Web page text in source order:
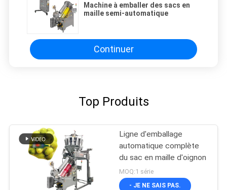
Machine à emballer des sacs en
maille semi-automatique
Continuer
Top Produits
Ligne d'emballage
automatique complète
du sac en maille d'oignon
MOQ:1 série
- JE NE SAIS PAS.